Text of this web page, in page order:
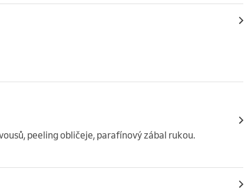
peeling obličeje, parafínový zábal rukou.